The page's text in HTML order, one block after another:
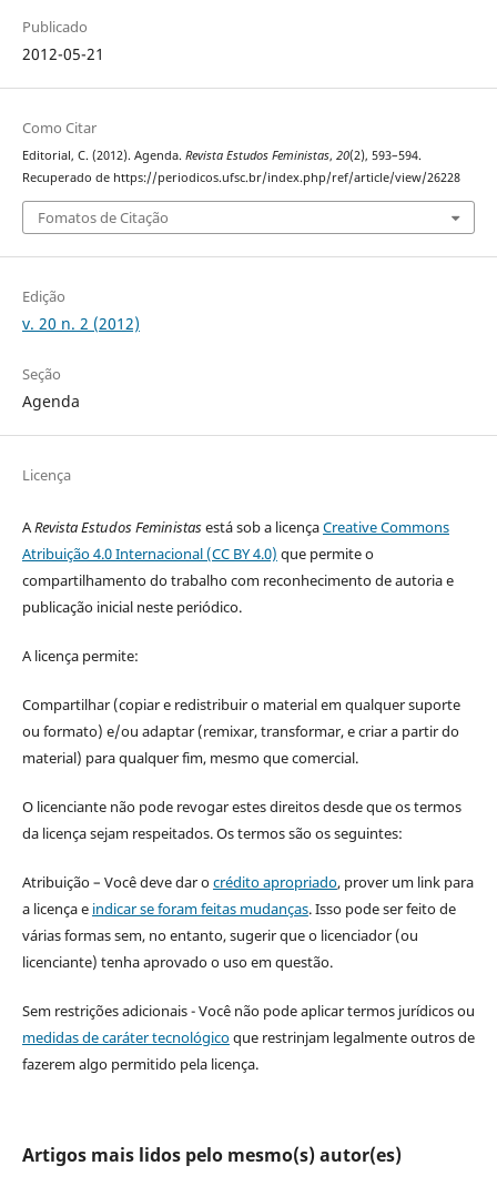
Publicado
2012-05-21
Como Citar
Editorial, C. (2012). Agenda. Revista Estudos Feministas, 20(2), 593–594.
Recuperado de https://periodicos.ufsc.br/index.php/ref/article/view/26228
Fomatos de Citação
Edição
v. 20 n. 2 (2012)
Seção
Agenda
Licença
ARevista Estudos Feministasestá sob a licençaCreative Commons
Atribuição 4.0 Internacional (CC BY 4.0) que permite o
compartilhamento do trabalho com reconhecimento de autoria e
publicação inicial neste periódico.
A licença permite:
Compartilhar (copiar e redistribuir o material em qualquer suporte
ou formato) e/ou adaptar (remixar, transformar, e criar a partir do
material) para qualquer fim, mesmo que comercial.
O licenciante não pode revogar estes direitos desde que os termos
da licença sejam respeitados. Os termos são os seguintes:
Atribuição – Você deve dar ocrédito apropriado, prover um link para
a licença e indicar se foram feitas mudanças. Isso pode ser feito de
várias formas sem, no entanto, sugerir que o licenciador (ou
licenciante) tenha aprovado o uso em questão.
Sem restrições adicionais - Você não pode aplicar termos jurídicos ou
medidas de caráter tecnológicoque restrinjam legalmente outros de
fazerem algo permitido pela licença.
Artigos mais lidos pelo mesmo(s) autor(es)